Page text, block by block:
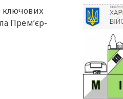
ключових
Прем’єр-